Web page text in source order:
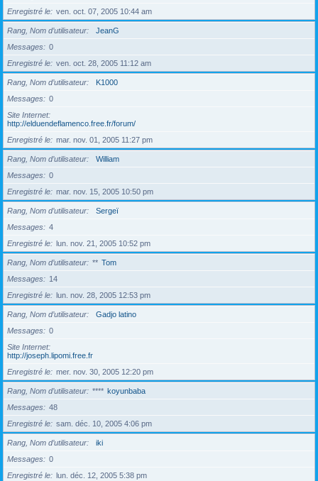
Enregistré le
ven. oct. 07, 2005 10:44 am
Rang, Nom d’utilisateur
JeanG
Messages
0
Enregistré le
ven. oct. 28, 2005 11:12 am
Rang, Nom d’utilisateur
K1000
Messages
0
Site Internet
http://elduendeflamenco.free.fr/forum/
Enregistré le
mar. nov. 01, 2005 11:27 pm
Rang, Nom d’utilisateur
William
Messages
0
Enregistré le
mar. nov. 15, 2005 10:50 pm
Rang, Nom d’utilisateur
Sergeï
Messages
4
Enregistré le
lun. nov. 21, 2005 10:52 pm
Rang, Nom d’utilisateur ** Tom
Messages
14
Enregistré le
lun. nov. 28, 2005 12:53 pm
Rang, Nom d’utilisateur
Gadjo latino
Messages
0
Site Internet
http://joseph.lipomi.free.fr
Enregistré le
mer. nov. 30, 2005 12:20 pm
Rang, Nom d’utilisateur **** koyunbaba
Messages
48
Enregistré le
sam. déc. 10, 2005 4:06 pm
Rang, Nom d’utilisateur
iki
Messages
0
Enregistré le
lun. déc. 12, 2005 5:38 pm